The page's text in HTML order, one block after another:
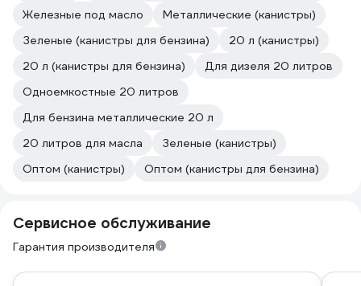
Железные под масло
Металлические (канистры)
Зеленые (канистры для бензина)
20 л (канистры)
20 л (канистры для бензина)
Для дизеля 20 литров
Одноемкостные 20 литров
Для бензина металлические 20 л
20 литров для масла
Зеленые (канистры)
Оптом (канистры)
Оптом (канистры для бензина)
Сервисное обслуживание
Гарантия производителя